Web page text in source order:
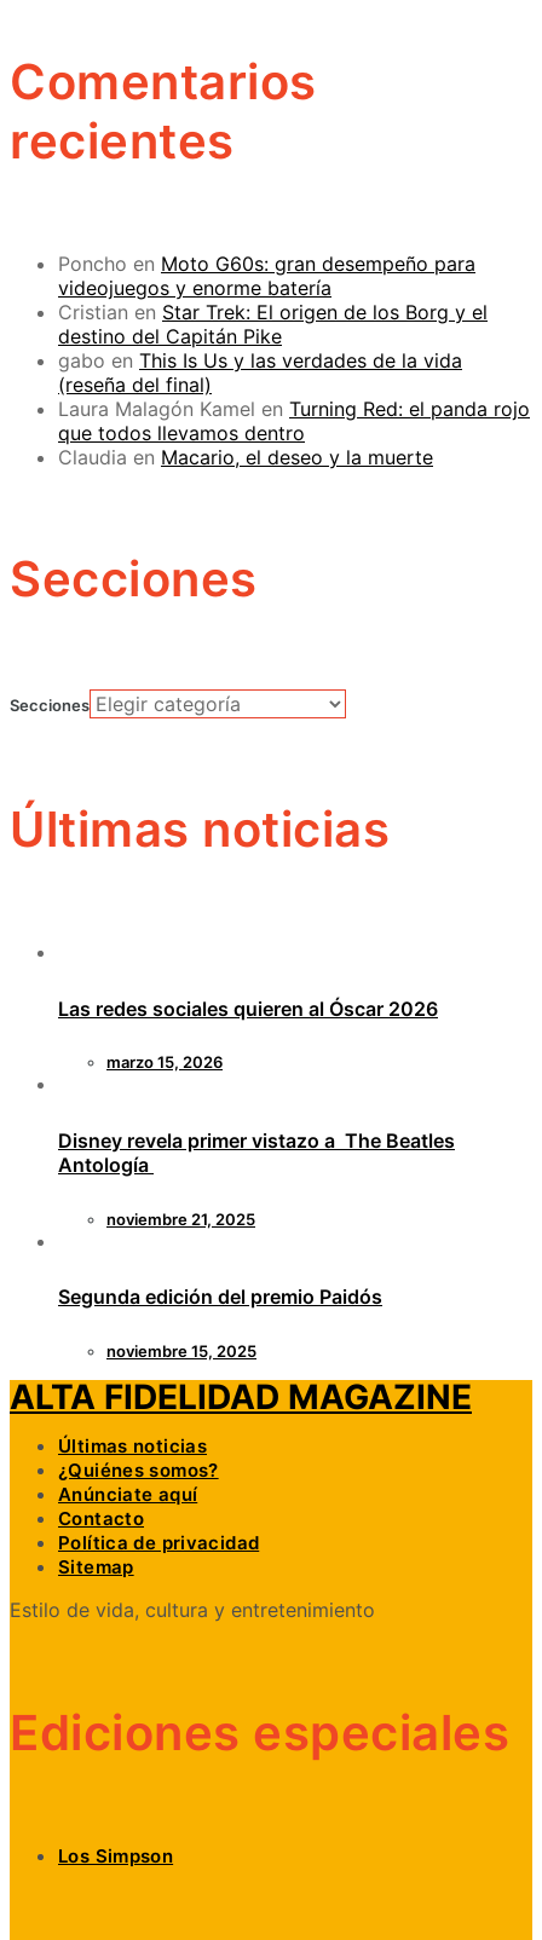
Comentarios
recientes
Poncho en Moto G60s: gran desempeño para
videojuegos y enorme batería
Cristian en Star Trek: El origen de los Borg y el
destino del Capitán Pike
gabo en This Is Us y las verdades de la vida
(reseña del final)
Laura Malagón Kamel en Turning Red: el panda rojo
que todos llevamos dentro
Claudia en Macario, el deseo y la muerte
Secciones
Secciones
Últimas noticias
Las redes sociales quieren al Óscar 2026
marzo 15, 2026
Disney revela primer vistazo a The Beatles
Antología
noviembre 21, 2025
Segunda edición del premio Paidós
noviembre 15, 2025
ALTA FIDELIDAD MAGAZINE
Últimas noticias
¿Quiénes somos?
Anúnciate aquí
Contacto
Política de privacidad
Sitemap
Estilo de vida, cultura y entretenimiento
Ediciones especiales
Los Simpson